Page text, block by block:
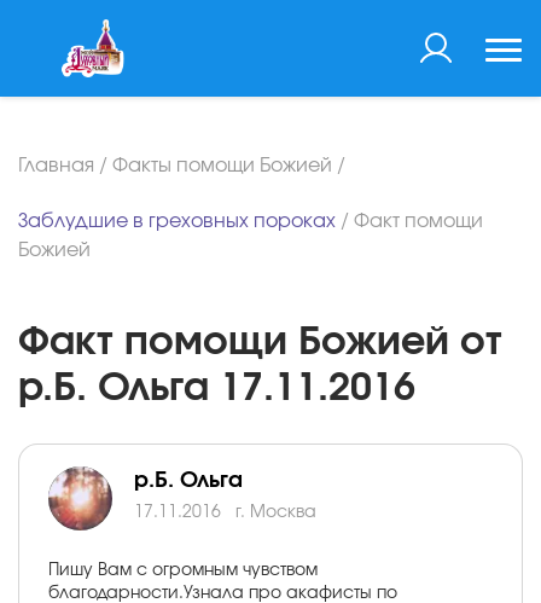
Главная / Факты помощи Божией /
Заблудшие в греховных пороках / Факт помощи
Божией
Факт помощи Божией от
р.Б. Ольга 17.11.2016
р.Б. Ольга
17.11.2016 г. Москва
Пишу Вам с огромным чувством
благодарности.Узнала про акафисты по